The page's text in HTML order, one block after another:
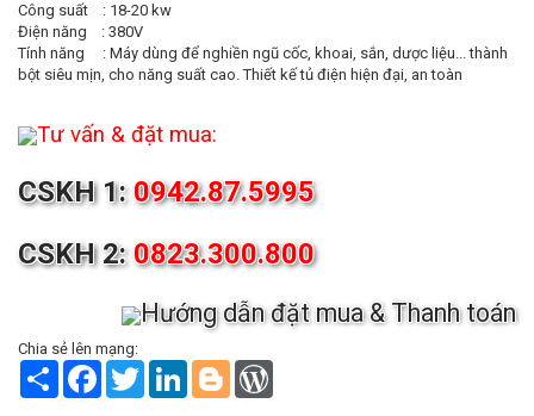
Công suất : 18-20 kw
Điện năng : 380V
Tính năng : Máy dùng để nghiền ngũ cốc, khoai, sắn, dược liệu... thành
bột siêu mịn, cho năng suất cao. Thiết kế tủ điện hiện đại, an toàn
Tư vấn & đặt mua:
CSKH 1:0942.87.5995
CSKH 2:0823.300.800
Hướng dẫn đặt mua & Thanh toán
Chia sẻ lên mạng:
S
F
T
L
B